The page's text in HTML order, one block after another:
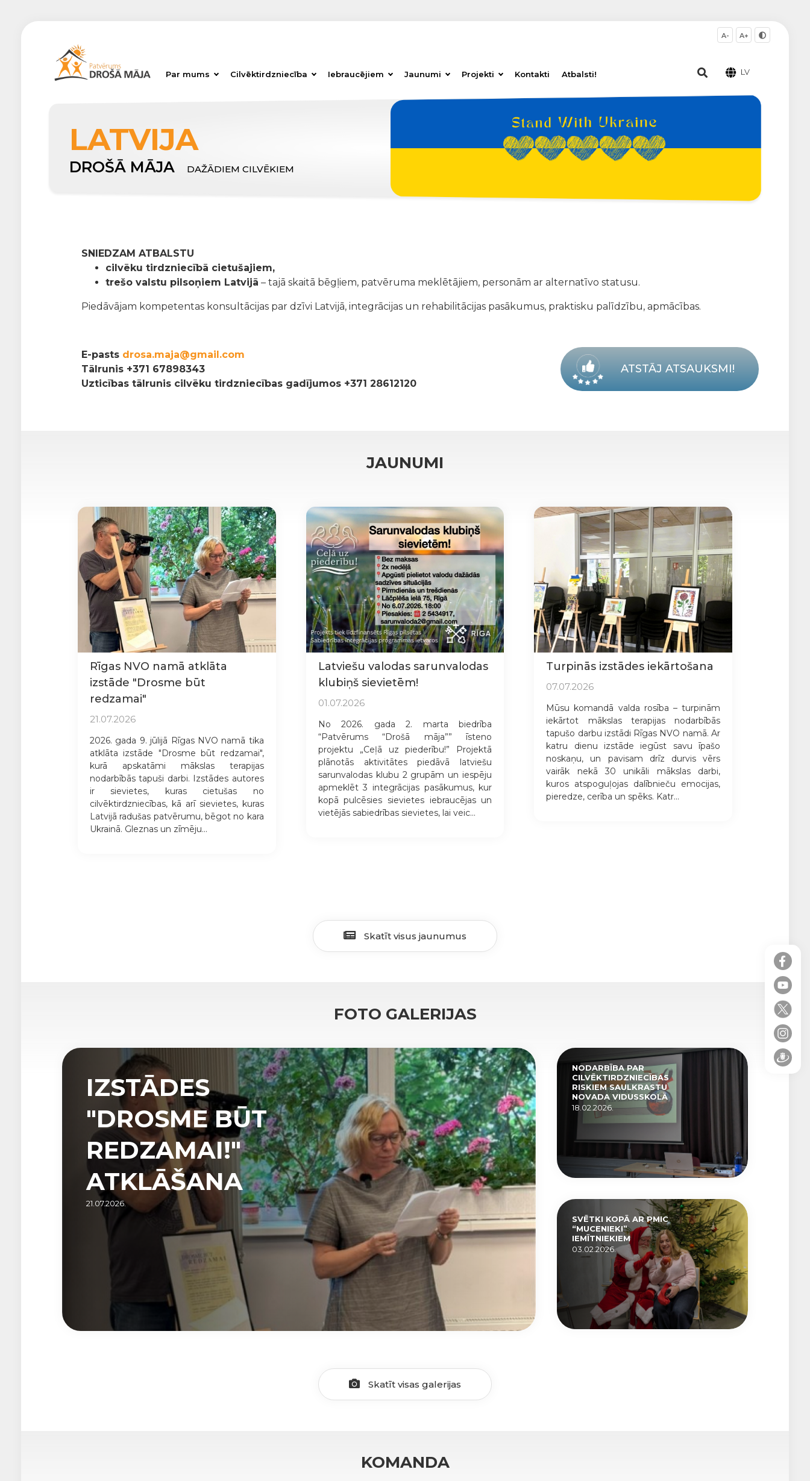
Par mums Cilvēktirdzniecība Iebraucējiem Jaunumi Projekti Kontakti Atbalsti!
A- A+
LV
LATVIJA
DROŠĀ MĀJA DAŽĀDIEM CILVĒKIEM
SNIEDZAM ATBALSTU
cilvēku tirdzniecībā cietušajiem,
trešo valstu pilsoņiem Latvijā – tajā skaitā bēgļiem, patvēruma meklētājiem, personām ar alternatīvo statusu.
Piedāvājam kompetentas konsultācijas par dzīvi Latvijā, integrācijas un rehabilitācijas pasākumus, praktisku palīdzību, apmācības.
E-pasts drosa.maja@gmail.com
Tālrunis +371 67898343
Uzticības tālrunis cilvēku tirdzniecības gadījumos +371 28612120
ATSTĀJ ATSAUKSMI!
JAUNUMI
Rīgas NVO namā atklāta
izstāde "Drosme būt
redzamai"
21.07.2026
2026. gada 9. jūlijā Rīgas NVO namā tika
atklāta izstāde "Drosme būt redzamai",
kurā apskatāmi mākslas terapijas
nodarbībās tapuši darbi. Izstādes autores
ir sievietes, kuras cietušas no
cilvēktirdzniecības, kā arī sievietes, kuras
Latvijā radušas patvērumu, bēgot no kara
Ukrainā. Gleznas un zīmēju...
Latviešu valodas sarunvalodas
klubiņš sievietēm!
01.07.2026
No 2026. gada 2. marta biedrība
“Patvērums “Drošā māja”” īsteno
projektu „Ceļā uz piederību!” Projektā
plānotās aktivitātes piedāvā latviešu
sarunvalodas klubu 2 grupām un iespēju
apmeklēt 3 integrācijas pasākumus, kur
kopā pulcēsies sievietes iebraucējas un
vietējās sabiedrības sievietes, lai veic...
Turpinās izstādes iekārtošana
07.07.2026
Mūsu komandā valda rosība – turpinām
iekārtot mākslas terapijas nodarbībās
tapušo darbu izstādi Rīgas NVO namā. Ar
katru dienu izstāde iegūst savu īpašo
noskaņu, un pavisam drīz durvis vērs
vairāk nekā 30 unikāli mākslas darbi,
kuros atspoguļojas dalībnieču emocijas,
pieredze, cerība un spēks. Katr...
Skatīt visus jaunumus
FOTO GALERIJAS
IZSTĀDES
"DROSME BŪT
REDZAMAI!"
ATKLĀŠANA
21.07.2026.
NODARBĪBA PAR
CILVĒKTIRDZNIECĪBAS
RISKIEM SAULKRASTU
NOVADA VIDUSSKOLĀ
18.02.2026.
SVĒTKI KOPĀ AR PMIC
“MUCENIEKI”
IEMĪTNIEKIEM
03.02.2026.
Skatīt visas galerijas
KOMANDA